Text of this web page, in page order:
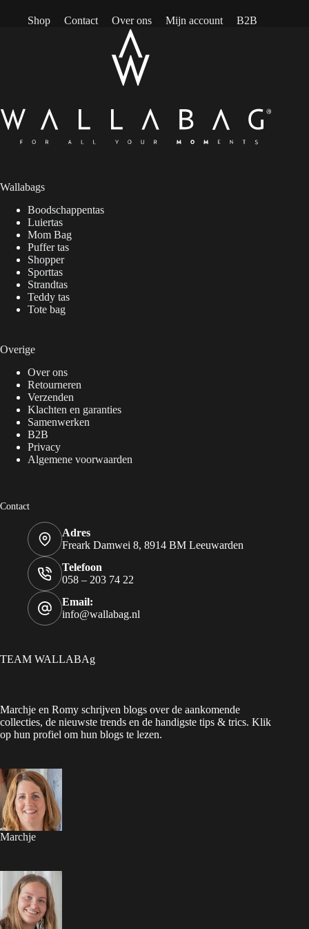
Shop Contact Over ons Mijn account B2B
Wallabags
Boodschappentas
Luiertas
Mom Bag
Puffer tas
Shopper
Sporttas
Strandtas
Teddy tas
Tote bag
Overige
Over ons
Retourneren
Verzenden
Klachten en garanties
Samenwerken
B2B
Privacy
Algemene voorwaarden
Contact
Adres
Freark Damwei 8, 8914 BM Leeuwarden
Telefoon
058 – 203 74 22
Email:
info@wallabag.nl
TEAM WALLABAg
Marchje en Romy schrijven blogs over de aankomende
collecties, de nieuwste trends en de handigste tips & trics. Klik
op hun profiel om hun blogs te lezen.
Marchje